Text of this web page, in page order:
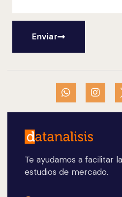
Te ayudamos a facilitar
estudios de mercado.
Enviar